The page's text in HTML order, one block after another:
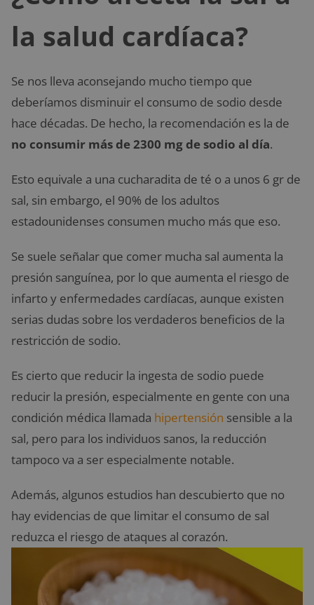
la salud cardíaca?
Se nos lleva aconsejando mucho tiempo que
deberíamos disminuir el consumo de sodio desde
hace décadas. De hecho, la recomendación es la de
no consumir más de 2300 mg de sodio al día.
Esto equivale a una cucharadita de té o a unos 6 gr de
sal, sin embargo, el 90% de los adultos
estadounidenses consumen mucho más que eso.
Se suele señalar que comer mucha sal aumenta la
presión sanguínea, por lo que aumenta el riesgo de
infarto y enfermedades cardíacas, aunque existen
serias dudas sobre los verdaderos beneficios de la
restricción de sodio.
Es cierto que reducir la ingesta de sodio puede
reducir la presión, especialmente en gente con una
condición médica llamada hipertensión sensible a la
sal, pero para los individuos sanos, la reducción
tampoco va a ser especialmente notable.
Además, algunos estudios han descubierto que no
hay evidencias de que limitar el consumo de sal
reduzca el riesgo de ataques al corazón.